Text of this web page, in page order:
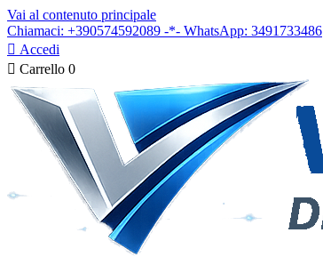
Vai al contenuto principale
Chiamaci: +390574592089 -*- WhatsApp: 3491733486
 Accedi
 Carrello 0